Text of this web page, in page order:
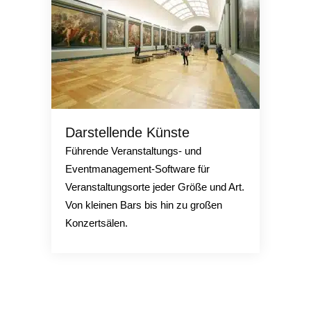
Darstellende Künste
Führende Veranstaltungs- und
Eventmanagement-Software für
Veranstaltungsorte jeder Größe und Art.
Von kleinen Bars bis hin zu großen
Konzertsälen.